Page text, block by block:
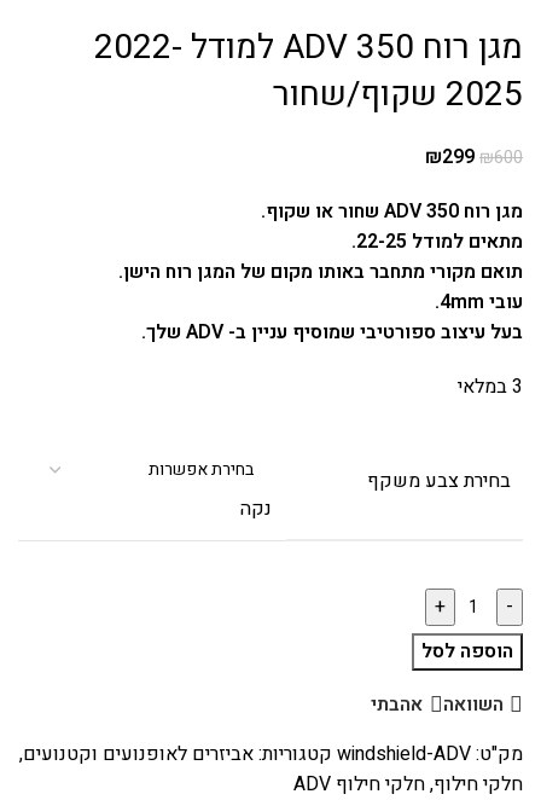
מגן רוח ADV 350 למודל 2022-
2025 שקוף/שחור
₪600
₪299
מגן רוח ADV 350 שחור או שקוף.
מתאים למודל 22-25.
תואם מקורי מתחבר באותו מקום של המגן רוח הישן.
עובי 4mm.
בעל עיצוב ספורטיבי שמוסיף עניין ב- ADV שלך.
3 במלאי
בחירת צבע משקף
נקה
הוספה לסל
השוואה
אהבתי
מק"ט:windshield-ADV קטגוריות:אביזרים לאופנועים וקטנועים,
חלקי חילוף,חלקי חילוף ADV